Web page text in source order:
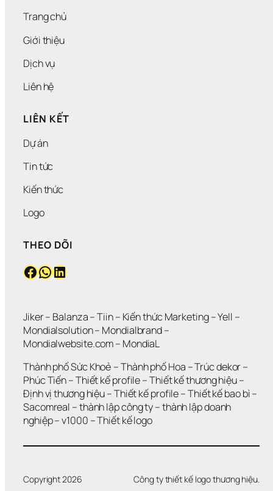
Trang chủ
Giới thiệu
Dịch vụ
Liên hệ
LIÊN KẾT
Dự án
Tin tức
Kiến thức
Logo
THEO DÕI
Facebook WhatsApp LinkedIn
Jiker – Balanza – Tiin – Kiến thức Marketing – Yell
Mondialsolution – Mondialbrand
Mondialwebsite.com – MondiaL
Thành phố Sức Khoẻ – Thành phố Hoa – Trúc dekor
Phúc Tiến – Thiết kế profile – Thiết kế thương hiệu
Định vị thương hiệu – Thiết kế profile – Thiết kế bao bì
Sacomreal – thành lập công ty – thành lập doanh
nghiệp – v1000 – Thiết kế logo
Copyright 2026 Công ty thiết kế logo thương hiệu.